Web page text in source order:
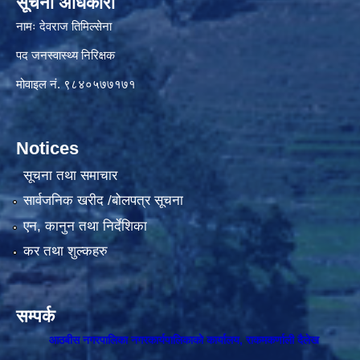
नामः देवराज तिमिल्सेना
पद जनस्वास्थ्य निरिक्षक
मोवाइल नं. ९८४०५७७१७१
Notices
सूचना तथा समाचार
सार्वजनिक खरीद /बोलपत्र सूचना
एन, कानुन तथा निर्देशिका
कर तथा शुल्कहरु
सम्पर्क
आठबीस नगरपालिका नगरकार्यपालिकाकाे कार्यालय, राकमकर्णाली दैलेख